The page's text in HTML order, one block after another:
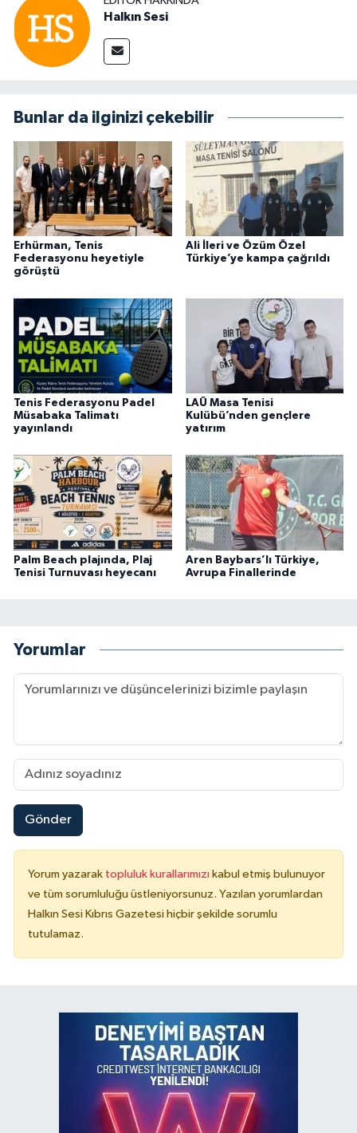
Halkın Sesi
Bunlar da ilginizi çekebilir
Erhürman, Tenis
Federasyonu heyetiyle
görüştü
Ali İleri ve Özüm Özel
Türkiye’ye kampa çağrıldı
Tenis Federasyonu Padel
Müsabaka Talimatı
yayınlandı
LAÜ Masa Tenisi
Kulübü’nden gençlere
yatırım
Palm Beach plajında, Plaj
Tenisi Turnuvası heyecanı
Aren Baybars’lı Türkiye,
Avrupa Finallerinde
Yorumlar
Gönder
Yorum yazarak topluluk kurallarımızı kabul etmiş bulunuyor
ve tüm sorumluluğu üstleniyorsunuz. Yazılan yorumlardan
Halkın Sesi Kıbrıs Gazetesi hiçbir şekilde sorumlu
tutulamaz.